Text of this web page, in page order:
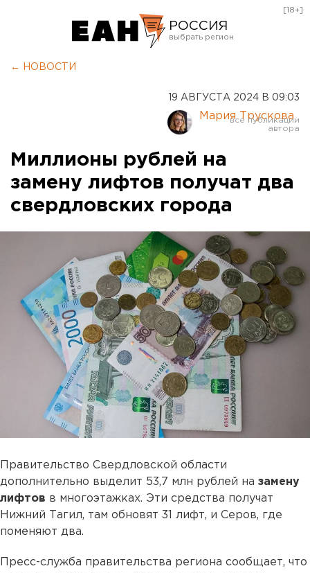
РОССИЯ
Курган
Оренбург
[18+]
← НОВОСТИ
19 АВГУСТА 2024 В 09:03
Мария Трускова
Миллионы рублей на
замену лифтов получат два
свердловских города
Правительство Свердловской области
дополнительно выделит 53,7 млн рублей на замену
лифтов в многоэтажках. Эти средства получат
Нижний Тагил, там обновят 31 лифт, и Серов, где
поменяют два.
Пресс-служба правительства региона сообщает, что